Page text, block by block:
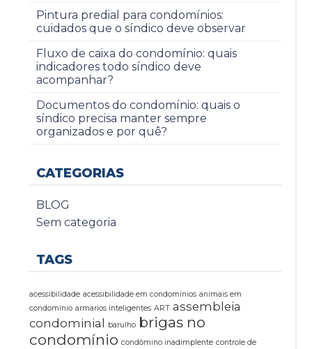
Pintura predial para condomínios:
cuidados que o síndico deve observar
Fluxo de caixa do condomínio: quais
indicadores todo síndico deve
acompanhar?
Documentos do condomínio: quais o
síndico precisa manter sempre
organizados e por quê?
CATEGORIAS
BLOG
Sem categoria
TAGS
acessibilidade acessibilidade em condomínios animais em
condomínio armarios inteligentes ART assembleia
condominial
barulho brigas no
condomínio condômino inadimplente controle de